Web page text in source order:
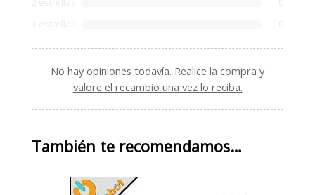
No hay opiniones todavía. Realice la compra y
valore el recambio una vez lo reciba.
También te recomendamos…